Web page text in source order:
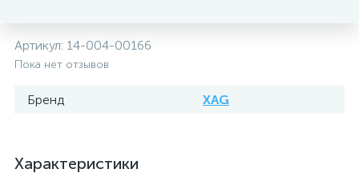
Артикул: 14-004-00166
Пока нет отзывов
Бренд XAG
Характеристики